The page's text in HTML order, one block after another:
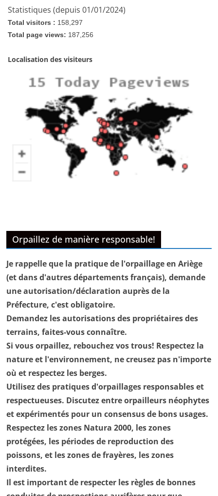
Statistiques (depuis 01/01/2024)
Total visitors : 158,297
Total page views: 187,256
Localisation des visiteurs
Orpaillez de manière responsable!
Je rappelle que la pratique de l'orpaillage en Ariège
(et dans d'autres départements français), demande
une autorisation/déclaration auprès de la
Préfecture, c'est obligatoire.
Demandez les autorisations des propriétaires des
terrains, faites-vous connaître.
Si vous orpaillez, rebouchez vos trous! Respectez la
nature et l'environnement, ne creusez pas n'importe
où et respectez les berges.
Utilisez des pratiques d'orpaillages responsables et
respectueuses. Discutez entre orpailleurs néophytes
et expérimentés pour un consensus de bons usages.
Respectez les zones Natura 2000, les zones
protégées, les périodes de reproduction des
poissons, et les zones de frayères, les zones
interdites.
Il est important de respecter les règles de bonnes